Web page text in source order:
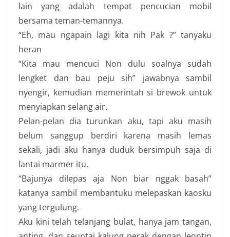
lain yang adalah tempat pencucian mobil
bersama teman-temannya.
“Eh, mau ngapain lagi kita nih Pak ?” tanyaku
heran
“Kita mau mencuci Non dulu soalnya sudah
lengket dan bau peju sih” jawabnya sambil
nyengir, kemudian memerintah si brewok untuk
menyiapkan selang air.
Pelan-pelan dia turunkan aku, tapi aku masih
belum sanggup berdiri karena masih lemas
sekali, jadi aku hanya duduk bersimpuh saja di
lantai marmer itu.
“Bajunya dilepas aja Non biar nggak basah”
katanya sambil membantuku melepaskan kaosku
yang tergulung.
Aku kini telah telanjang bulat, hanya jam tangan,